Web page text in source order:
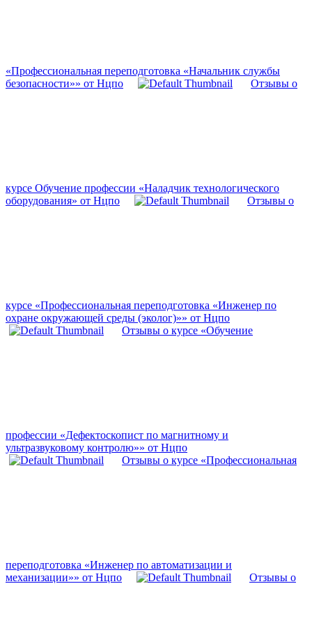
«Профессиональная переподготовка «Начальник службы
безопасности»» от Нцпо
Отзывы о
курсе Обучение профессии «Наладчик технологического
оборудования» от Нцпо
Отзывы о
курсе «Профессиональная переподготовка «Инженер по
охране окружающей среды (эколог)»» от Нцпо
Отзывы о курсе «Обучение
профессии «Дефектоскопист по магнитному и
ультразвуковому контролю»» от Нцпо
Отзывы о курсе «Профессиональная
переподготовка «Инженер по автоматизации и
механизации»» от Нцпо
Отзывы о